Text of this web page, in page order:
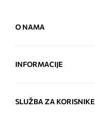
O NAMA
INFORMACIJE
SLUŽBA ZA KORISNIKE